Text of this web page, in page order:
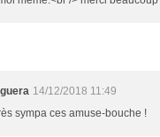
14/12/2018 11:49
sympa ces amuse-bouche !